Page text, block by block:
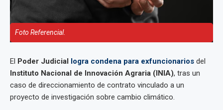
Foto Referencial.
El Poder Judicial logra condena para exfuncionarios del
Instituto Nacional de Innovación Agraria (INIA), tras un
caso de direccionamiento de contrato vinculado a un
proyecto de investigación sobre cambio climático.